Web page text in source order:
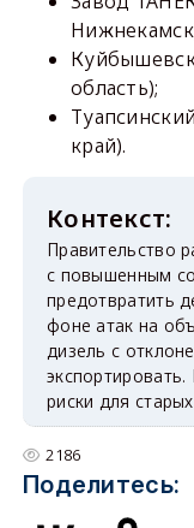
область);
край).
Правительство
с повышенным
предотвратить
фоне атак на
дизель с
риски для
2186
Поделитесь: